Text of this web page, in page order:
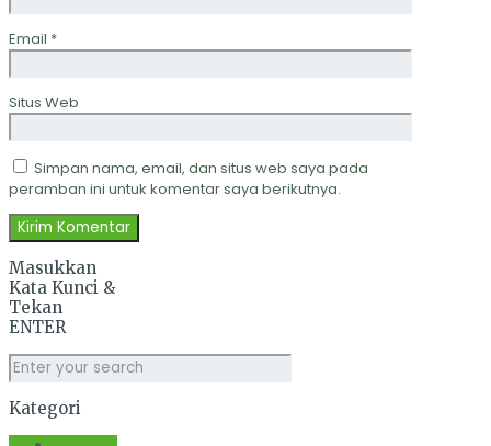
Email *
Situs Web
Simpan nama, email, dan situs web saya pada
peramban ini untuk komentar saya berikutnya.
Masukkan
Kata Kunci &
Tekan
ENTER
Kategori